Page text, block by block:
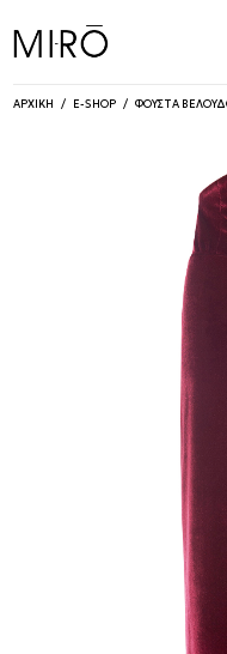
ΑΡΧΙΚΗ / E-SHOP / ΦΟΥΣΤΑ